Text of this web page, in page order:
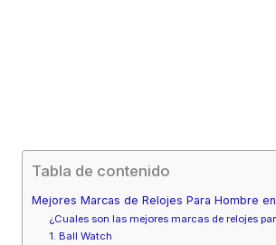
Tabla de contenido
Mejores Marcas de Relojes Para Hombre
¿Cuales son las mejores marcas de relojes
1. Ball Watch